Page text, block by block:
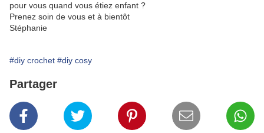
pour vous quand vous étiez enfant ?
Prenez soin de vous et à bientôt
Stéphanie
#diy crochet #diy cosy
Partager